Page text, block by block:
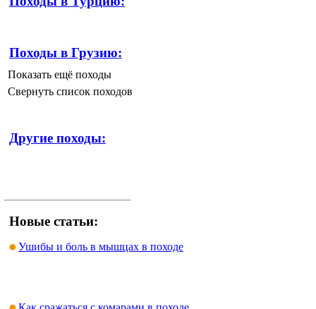
Походы в Грузию:
Показать ещё походы
Свернуть список походов
Другие походы:
Новые статьи:
Ушибы и боль в мышцах в походе